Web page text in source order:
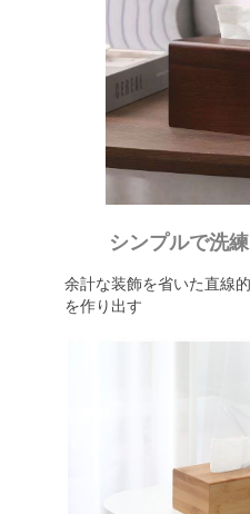
シンプルで洗
余計な装飾を省いた直線
を作り出す